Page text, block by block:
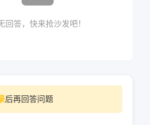
回答，快来抢沙发吧！
后再回答问题